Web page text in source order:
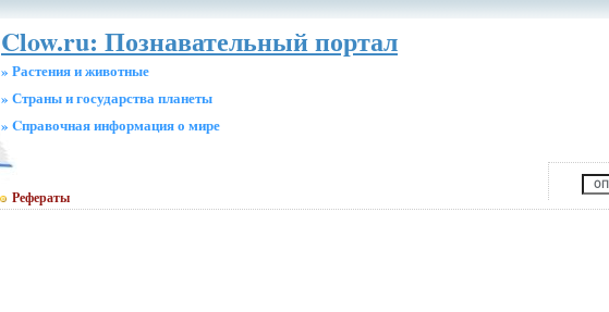
Clow.ru: Познавательный портал
» Растения и животные
» Страны и государства планеты
» Cправочная информация о мире
Рефераты